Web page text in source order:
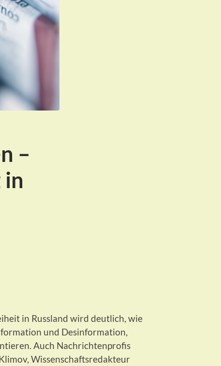
–
in Russland wird deutlich, wie
und Desinformation,
Auch Nachrichtenprofis
Wissenschaftsredakteur